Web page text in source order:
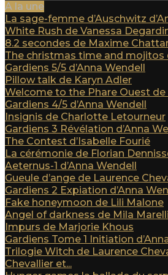
A la une
La sage-femme d’Auschwitz
White Rush de Vanessa
8.2 secondes de Maxime
The christmas time and mojitos
Gardiens 5/5 d’Anna Wendell
Pillow talk de Karyn Adler
Welcome to the Phare Ouest de
Gardiens 4/5 d’Anna Wendell
Insignis de Charlotte Letourneur
Gardiens 3 Révélation d’Anna
The Contest d’Isabelle Fourié
La cérémonie de Florian
Aeternus-1 d’Anna Wendell
Gueule d’ange de Laurence
Gardiens 2 Expiation d’Anna
Fake honeymoon de Lili Malone
Angel of darkness de Mila Marelli
Impurs de Marjorie Khous
Gardiens Tome 1 Initiation
Trilogie Witch de Laurence
Chevallier et...